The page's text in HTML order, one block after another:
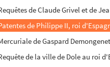
de Claude Grivel et de
de Philippe II, roi
de Gaspard
de la ville de Dole au roi